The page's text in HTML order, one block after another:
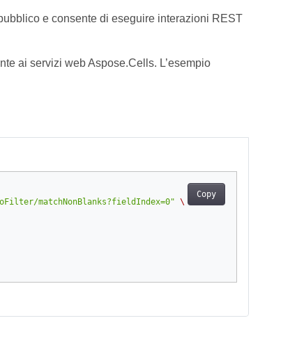
e consente di eseguire interazioni REST
ai servizi web Aspose.Cells. L’esempio
Copy
matchNonBlanks?fieldIndex=0" \